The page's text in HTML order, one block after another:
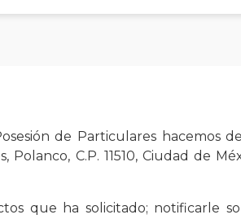
Vintage
de Particulares hacemos
Polanco, C.P. 11510, Ciudad de
que ha solicitado; notificarle